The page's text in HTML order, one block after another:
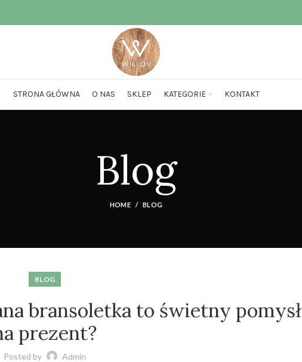
STRONA GŁÓWNA O NAS SKLEP KATEGORIE KONTAKT
Blog
HOME BLOG
BLOG
bransoletka to świetny pomysł
prezent?
Posted by Admin